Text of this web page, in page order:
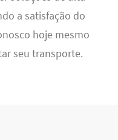
a satisfação do
hoje mesmo
seu transporte.